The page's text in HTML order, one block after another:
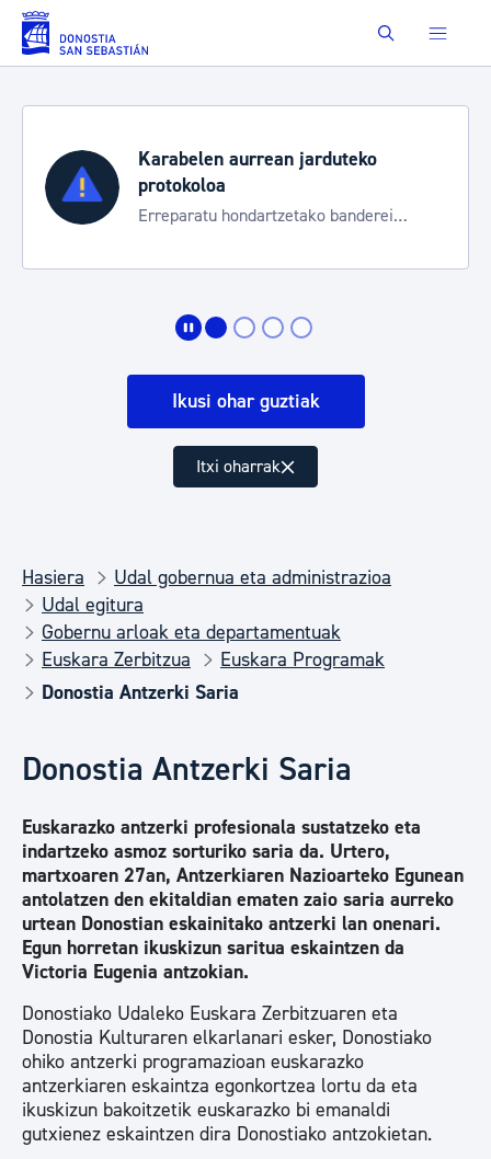
Eduki nagusira joan Buscar
Karabelen aurrean jarduteko
protokoloa
Erreparatu hondartzetako banderei
Ikusi ohar guztiak
Itxi oharrak
Hasiera
Udal gobernua eta administrazioa
Udal egitura
Gobernu arloak eta departamentuak
Euskara Zerbitzua
Euskara Programak
Donostia Antzerki Saria
Donostia Antzerki Saria
Euskarazko antzerki profesionala sustatzeko eta
indartzeko asmoz sorturiko saria da. Urtero,
martxoaren 27an, Antzerkiaren Nazioarteko Egunean
antolatzen den ekitaldian ematen zaio saria aurreko
urtean Donostian eskainitako antzerki lan onenari.
Egun horretan ikuskizun saritua eskaintzen da
Victoria Eugenia antzokian.
Donostiako Udaleko Euskara Zerbitzuaren eta
Donostia Kulturaren elkarlanari esker, Donostiako
ohiko antzerki programazioan euskarazko
antzerkiaren eskaintza egonkortzea lortu da eta
ikuskizun bakoitzetik euskarazko bi emanaldi
gutxienez eskaintzen dira Donostiako antzokietan.